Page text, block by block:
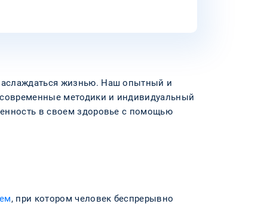
жизнью. Наш опытный и
методики и индивидуальный
в своем здоровье с помощью
, при котором человек беспрерывно